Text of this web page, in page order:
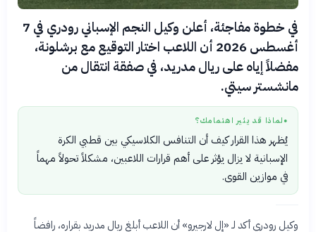
في خطوة مفاجئة، أعلن وكيل النجم الإسباني رودري في 7
أغسطس 2026 أن اللاعب اختار التوقيع مع برشلونة،
مفضلاً إياه على ريال مدريد، في صفقة انتقال من
مانشستر سيتي.
● لماذا قد يثير اهتمامك؟
يُظهر هذا القرار كيف أن التنافس الكلاسيكي بين قطبي الكرة
الإسبانية لا يزال يؤثر على أهم قرارات اللاعبين، مشكلاً تحولاً مهماً
في موازين القوى.
وكيل رودري أكد لـ «إل لارجيرو» أن اللاعب أبلغ ريال مدريد بقراره، رافضاً